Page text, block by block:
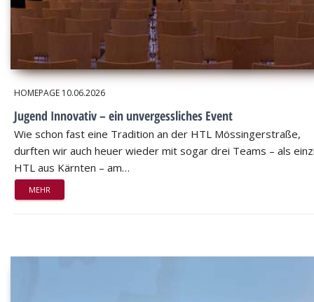
HOMEPAGE 10.06.2026
Jugend Innovativ – ein unvergessliches Event
Wie schon fast eine Tradition an der HTL Mössingerstraße,
durften wir auch heuer wieder mit sogar drei Teams – als
HTL aus Kärnten – am…
MEHR